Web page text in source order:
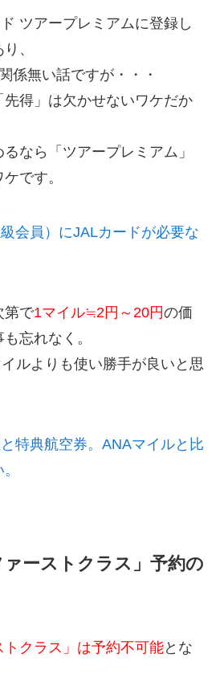
ツアープレミアムに登録し
、
係無い話ですが・・・
得」は欠かせないワケだか
なら「ツアープレミアム」
です。
会員）にJALカードが必要な
第で1マイル≒2円～20円の価
忘れなく。
ルよりも使い勝手が良いと思
特典航空券。ANAマイルと比
ァーストクラス」予約の
クラス」は予約不可能とな